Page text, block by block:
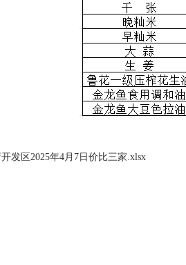
发区2025年4月7日价比三家.xlsx